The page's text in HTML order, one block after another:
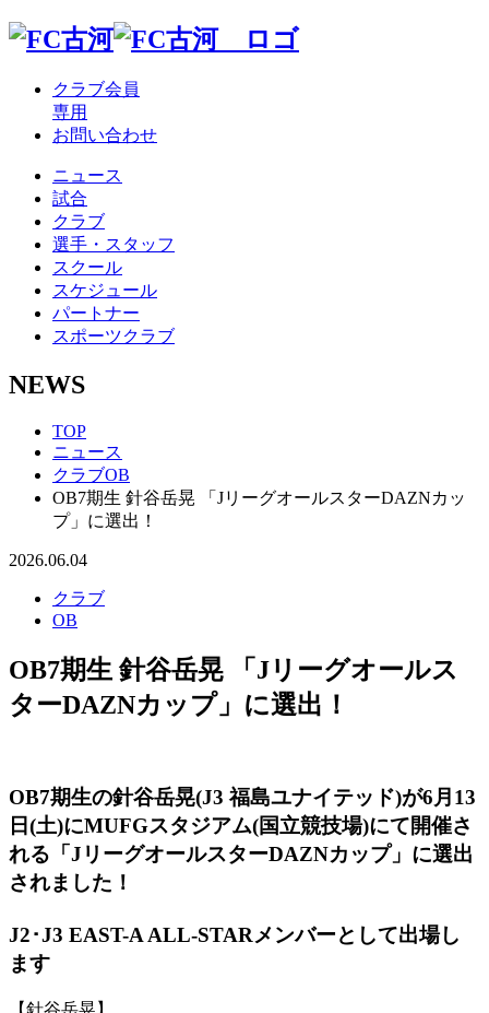
クラブ会員
専用
お問い合わせ
ニュース
試合
クラブ
選手・スタッフ
スクール
スケジュール
パートナー
スポーツクラブ
NEWS
TOP
ニュース
クラブOB
OB7期生 針谷岳晃 「JリーグオールスターDAZNカッ
プ」に選出！
2026.06.04
クラブ
OB
OB7期生 針谷岳晃 「Jリーグオールス
ターDAZNカップ」に選出！
OB7期生の針谷岳晃(J3 福島ユナイテッド)が6月13
日(土)にMUFGスタジアム(国立競技場)にて開催さ
れる「JリーグオールスターDAZNカップ」に選出
されました！
J2･J3 EAST-A ALL-STARメンバーとして出場し
ます
【針谷岳晃 】